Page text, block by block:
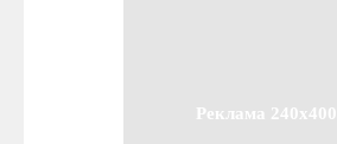
Реклама 240x400